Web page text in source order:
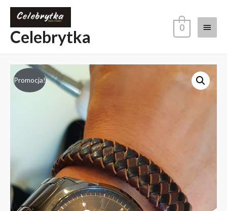
Celebrytka 0
Promocja!